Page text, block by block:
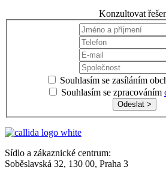
Konzultovat
Souhlasím se zasíláním
Souhlasím se zpracováním
Odeslat >
Sídlo a zákaznické centrum:
Soběslavská 32, 130 00, Praha 3